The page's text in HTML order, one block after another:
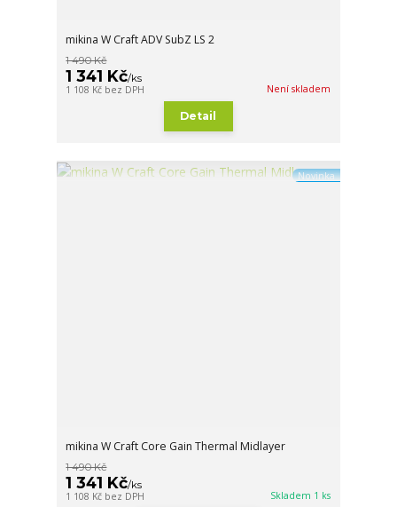
mikina W Craft ADV SubZ LS 2
1 490 Kč
1 341 Kč/ks
1 108 Kč bez DPH Není skladem
Detail
Novinka
mikina W Craft Core Gain Thermal Midlayer
1 490 Kč
1 341 Kč/ks
1 108 Kč bez DPH Skladem 1 ks